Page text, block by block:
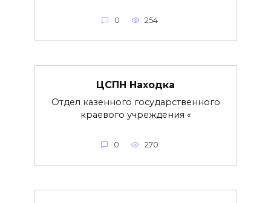
0 254
ЦСПН Находка
Отдел казенного государственного
краевого учреждения «
0 270